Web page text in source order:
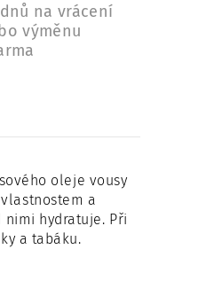
na vrácení
výměnu
oleje vousy
a
hydratuje. Při
a tabáku.